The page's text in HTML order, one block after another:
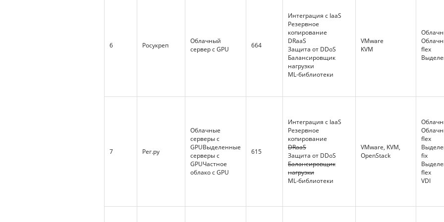
6 Росукреп
Облачный
сервер с GPU
664
Интеграция с IaaS
Резервное
копирование
DRaaS
Защита от DDoS
Балансировщик
нагрузки
ML-библиотеки
VMware
KVM
flex
7 Рег.ру
Облачные
серверы с
GPUВыделенные
серверы с
GPUЧастное
облако с GPU
615
Интеграция с IaaS
Резервное
копирование
DRaaS
Защита от DDoS
Балансировщик
нагрузки
ML-библиотеки
VMware, KVM,
OpenStack
flex
fix
flex
VDI